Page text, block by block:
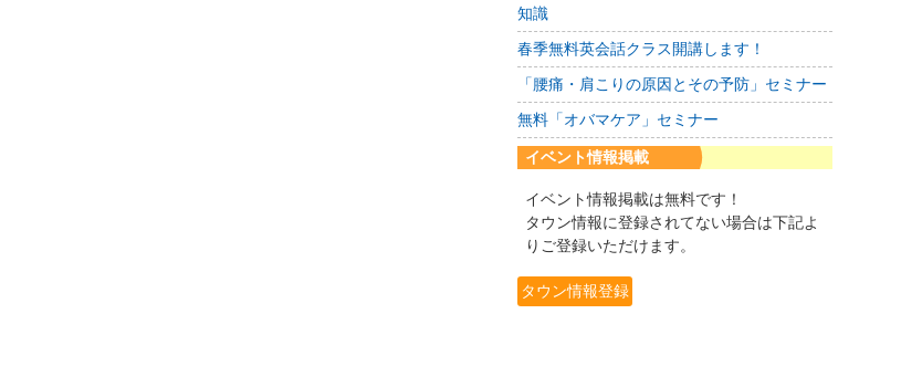
知識
春季無料英会話クラス開講します！
「腰痛・肩こりの原因とその予防」セミナー
無料「オバマケア」セミナー
イベント情報掲載
イベント情報掲載は無料です！
タウン情報に登録されてない場合は下記よ
りご登録いただけます。
タウン情報登録